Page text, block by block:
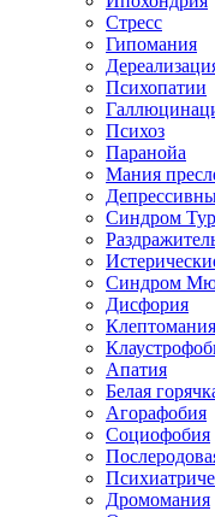
Стресс
Гипомания
Психопатии
Психоз
Паранойа
Мания
Синдром
Синдром
Дисфория
Клептомания
Апатия
Белая
Агорафобия
Социофобия
Дромомания